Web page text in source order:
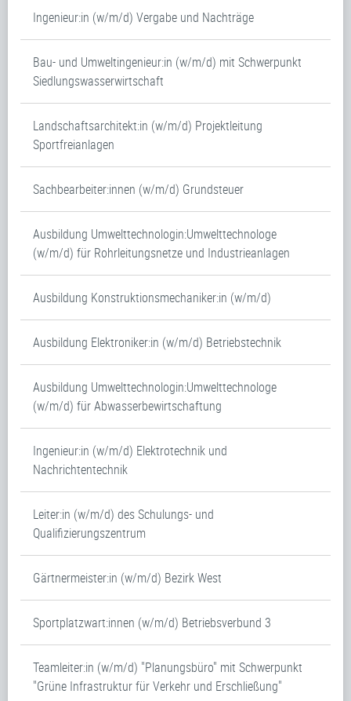
Ingenieur:in (w/m/d) Vergabe und Nachträge
Bau- und Umweltingenieur:in (w/m/d) mit Schwerpunkt
Siedlungswasserwirtschaft
Landschaftsarchitekt:in (w/m/d) Projektleitung
Sportfreianlagen
Sachbearbeiter:innen (w/m/d) Grundsteuer
Ausbildung Umwelttechnologin:Umwelttechnologe
(w/m/d) für Rohrleitungsnetze und Industrieanlagen
Ausbildung Konstruktionsmechaniker:in (w/m/d)
Ausbildung Elektroniker:in (w/m/d) Betriebstechnik
Ausbildung Umwelttechnologin:Umwelttechnologe
(w/m/d) für Abwasserbewirtschaftung
Ingenieur:in (w/m/d) Elektrotechnik und
Nachrichtentechnik
Leiter:in (w/m/d) des Schulungs- und
Qualifizierungszentrum
Gärtnermeister:in (w/m/d) Bezirk West
Sportplatzwart:innen (w/m/d) Betriebsverbund 3
Teamleiter:in (w/m/d) "Planungsbüro" mit Schwerpunkt
"Grüne Infrastruktur für Verkehr und Erschließung"